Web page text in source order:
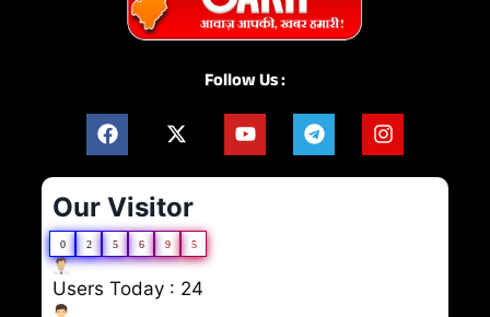
Follow Us :
Our Visitor
0 2 5 6 9 5
Users Today : 24